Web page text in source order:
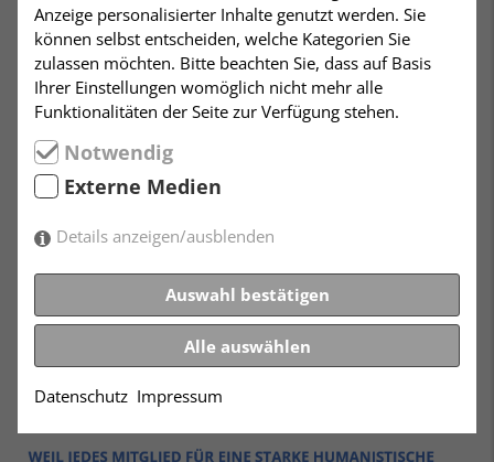
Anzeige personalisierter Inhalte genutzt werden. Sie
können selbst entscheiden, welche Kategorien Sie
zulassen möchten. Bitte beachten Sie, dass auf Basis
Ihrer Einstellungen womöglich nicht mehr alle
Funktionalitäten der Seite zur Verfügung stehen.
Notwendig
Externe Medien
Details anzeigen/ausblenden
Auswahl bestätigen
Alle auswählen
Datenschutz Impressum